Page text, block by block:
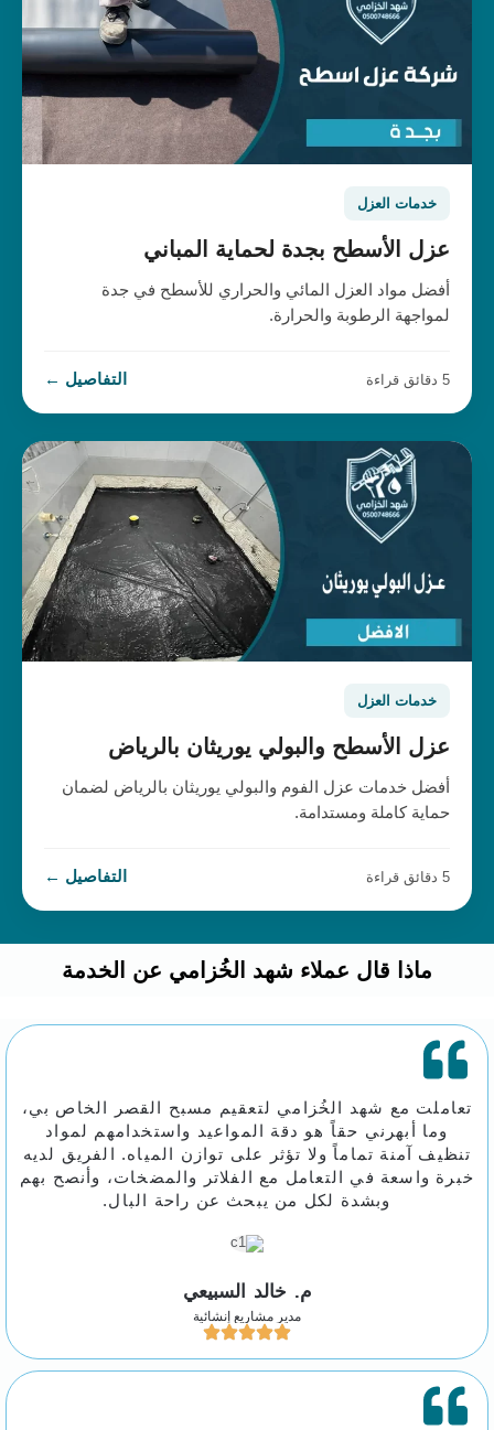
خدمات العزل
عزل الأسطح بجدة لحماية المباني
أفضل مواد العزل المائي والحراري للأسطح في جدة
لمواجهة الرطوبة والحرارة.
5 دقائق قراءة التفاصيل ←
خدمات العزل
عزل الأسطح والبولي يوريثان بالرياض
أفضل خدمات عزل الفوم والبولي يوريثان بالرياض لضمان
حماية كاملة ومستدامة.
5 دقائق قراءة التفاصيل ←
ماذا قال عملاء شهد الخُزامي عن الخدمة
تعاملت مع شهد الخُزامي لتعقيم مسبح القصر الخاص بي،
وما أبهرني حقاً هو دقة المواعيد واستخدامهم لمواد
تنظيف آمنة تماماً ولا تؤثر على توازن المياه. الفريق لديه
خبرة واسعة في التعامل مع الفلاتر والمضخات، وأنصح بهم
وبشدة لكل من يبحث عن راحة البال.
م. خالد السبيعي
مدير مشاريع إنشائية